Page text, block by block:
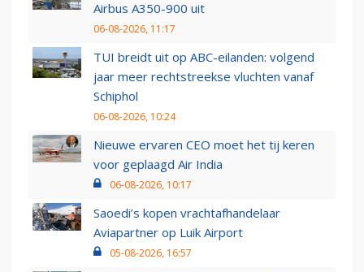
Airbus A350-900 uit
06-08-2026, 11:17
TUI breidt uit op ABC-eilanden: volgend
jaar meer rechtstreekse vluchten vanaf
Schiphol
06-08-2026, 10:24
Nieuwe ervaren CEO moet het tij keren
voor geplaagd Air India
06-08-2026, 10:17
Saoedi’s kopen vrachtafhandelaar
Aviapartner op Luik Airport
05-08-2026, 16:57